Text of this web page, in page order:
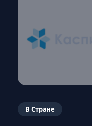
В Стране